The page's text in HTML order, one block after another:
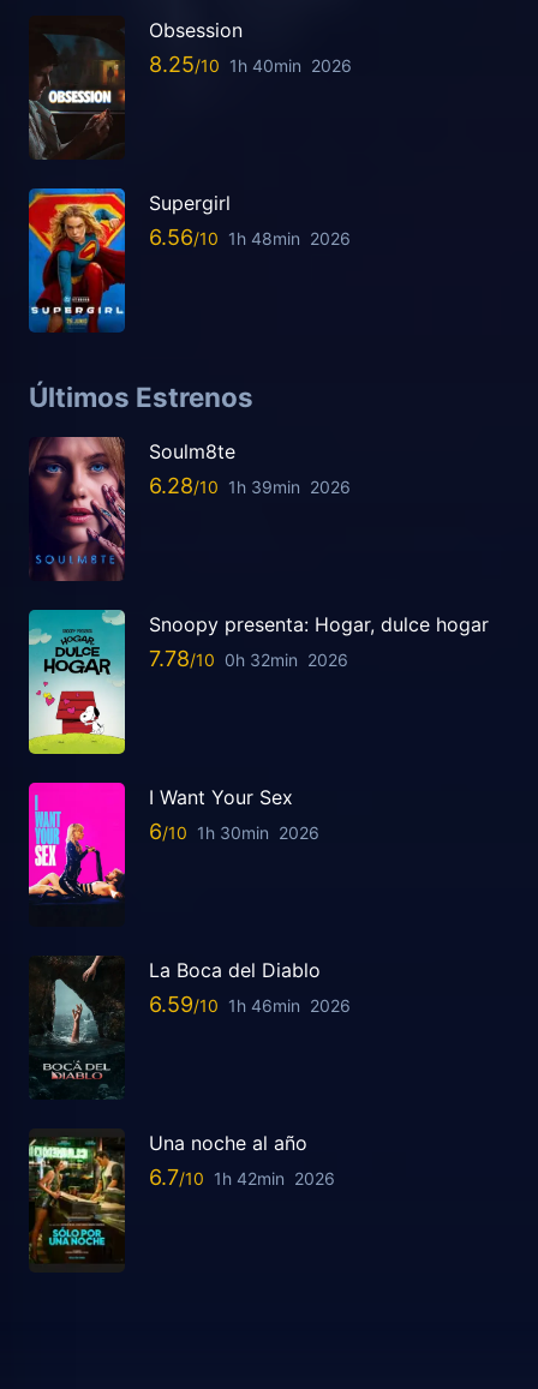
Obsession
8.25 1h 40min 2026
Supergirl
6.56 1h 48min 2026
Últimos Estrenos
Soulm8te
6.28 1h 39min 2026
Snoopy presenta: Hogar, dulce hogar
7.78 0h 32min 2026
I Want Your Sex
6 1h 30min 2026
La Boca del Diablo
6.59 1h 46min 2026
Una noche al año
6.7 1h 42min 2026